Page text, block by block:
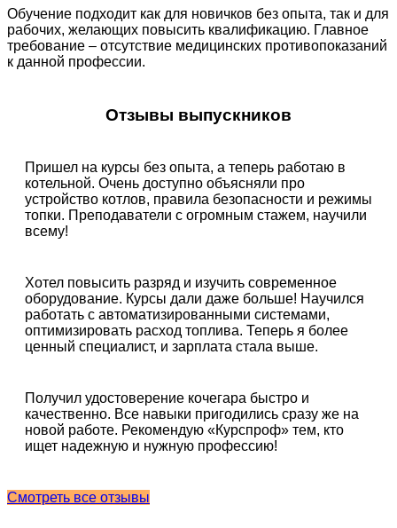
Обучение подходит как для новичков без опыта, так и для
рабочих, желающих повысить квалификацию. Главное
требование – отсутствие медицинских противопоказаний
к данной профессии.
Отзывы выпускников
Пришел на курсы без опыта, а теперь работаю в
котельной. Очень доступно объясняли про
устройство котлов, правила безопасности и режимы
топки. Преподаватели с огромным стажем, научили
всему!
Хотел повысить разряд и изучить современное
оборудование. Курсы дали даже больше! Научился
работать с автоматизированными системами,
оптимизировать расход топлива. Теперь я более
ценный специалист, и зарплата стала выше.
Получил удостоверение кочегара быстро и
качественно. Все навыки пригодились сразу же на
новой работе. Рекомендую «Курспроф» тем, кто
ищет надежную и нужную профессию!
Смотреть все отзывы